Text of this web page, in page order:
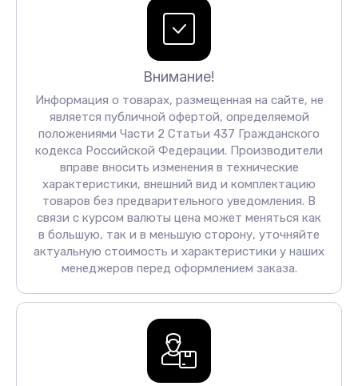
Внимание!
Информация о товарах, размещенная на сайте, не
является публичной офертой, определяемой
положениями Части 2 Статьи 437 Гражданского
кодекса Российской Федерации. Производители
вправе вносить изменения в технические
характеристики, внешний вид и комплектацию
товаров без предварительного уведомления. В
связи с курсом валюты цена может меняться как
в большую, так и в меньшую сторону, уточняйте
актуальную стоимость и характеристики у наших
менеджеров перед оформлением заказа.